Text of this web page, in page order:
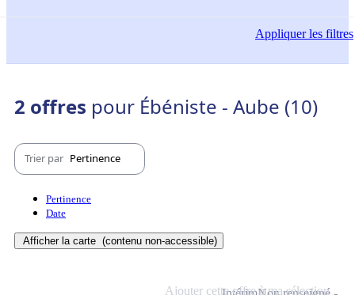
Appliquerles filtres
2 offres pour Ébéniste - Aube (10)
Trier par Pertinence
Pertinence
Date
Afficher la carte (contenu non-accessible)
Ajouter cette offre à ma sélection